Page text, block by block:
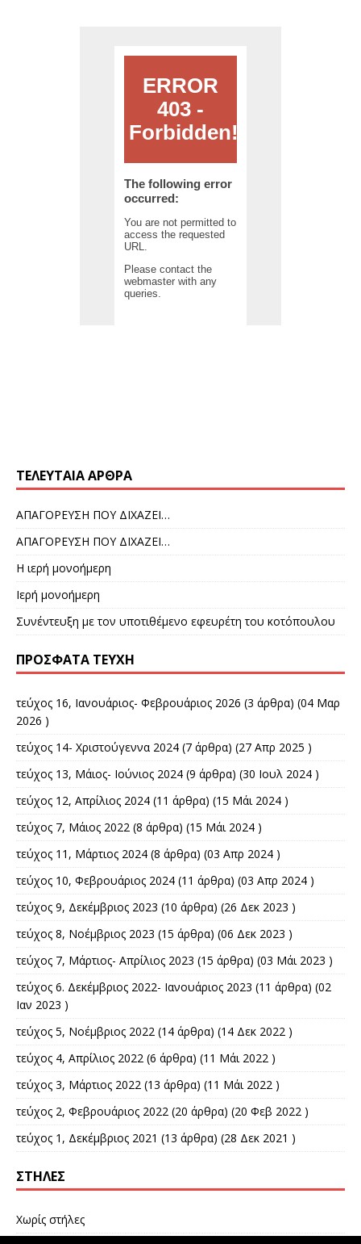
ΤΕΛΕΥΤΑΊΑ ΆΡΘΡΑ
ΑΠΑΓΟΡΕΥΣΗ ΠΟΥ ΔΙΧΑΖΕΙ…
ΑΠΑΓΟΡΕΥΣΗ ΠΟΥ ΔΙΧΑΖΕΙ…
Η ιερή μονοήμερη
Ιερή μονοήμερη
Συνέντευξη με τον υποτιθέμενο εφευρέτη του κοτόπουλου
ΠΡΌΣΦΑΤΑ ΤΕΎΧΗ
τεύχος 16, Ιανουάριος- Φεβρουάριος 2026 (3 άρθρα) (04 Μαρ
2026 )
τεύχος 14- Χριστούγεννα 2024 (7 άρθρα) (27 Απρ 2025 )
τεύχος 13, Μάιος- Ιούνιος 2024 (9 άρθρα) (30 Ιουλ 2024 )
τεύχος 12, Απρίλιος 2024 (11 άρθρα) (15 Μάι 2024 )
τεύχος 7, Μάιος 2022 (8 άρθρα) (15 Μάι 2024 )
τεύχος 11, Μάρτιος 2024 (8 άρθρα) (03 Απρ 2024 )
τεύχος 10, Φεβρουάριος 2024 (11 άρθρα) (03 Απρ 2024 )
τεύχος 9, Δεκέμβριος 2023 (10 άρθρα) (26 Δεκ 2023 )
τεύχος 8, Νοέμβριος 2023 (15 άρθρα) (06 Δεκ 2023 )
τεύχος 7, Μάρτιος- Απρίλιος 2023 (15 άρθρα) (03 Μάι 2023 )
τεύχος 6. Δεκέμβριος 2022- Ιανουάριος 2023 (11 άρθρα) (02
Ιαν 2023 )
τεύχος 5, Νοέμβριος 2022 (14 άρθρα) (14 Δεκ 2022 )
τεύχος 4, Απρίλιος 2022 (6 άρθρα) (11 Μάι 2022 )
τεύχος 3, Μάρτιος 2022 (13 άρθρα) (11 Μάι 2022 )
τεύχος 2, Φεβρουάριος 2022 (20 άρθρα) (20 Φεβ 2022 )
τεύχος 1, Δεκέμβριος 2021 (13 άρθρα) (28 Δεκ 2021 )
ΣΤΉΛΕΣ
Χωρίς στήλες